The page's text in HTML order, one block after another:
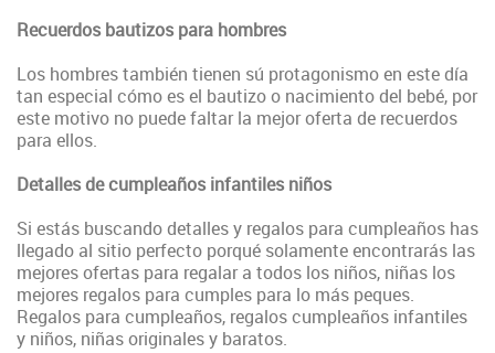
Recuerdos bautizos para hombres
Los hombres también tienen sú protagonismo en este día
tan especial cómo es el bautizo o nacimiento del bebé, por
este motivo no puede faltar la mejor oferta de recuerdos
para ellos.
Detalles de cumpleaños infantiles niños
Si estás buscando detalles y regalos para cumpleaños has
llegado al sitio perfecto porqué solamente encontrarás las
mejores ofertas para regalar a todos los niños, niñas los
mejores regalos para cumples para lo más peques.
Regalos para cumpleaños, regalos cumpleaños infantiles
y niños, niñas originales y baratos.